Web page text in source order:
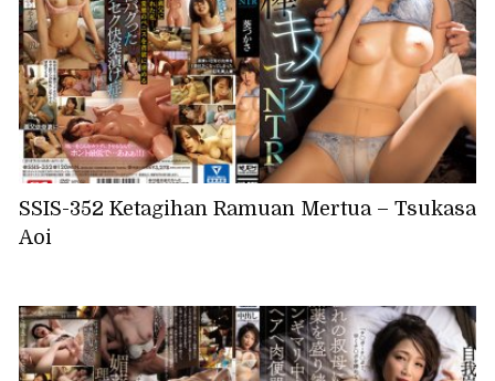
SSIS-352 Ketagihan Ramuan Mertua – Tsukasa
Aoi